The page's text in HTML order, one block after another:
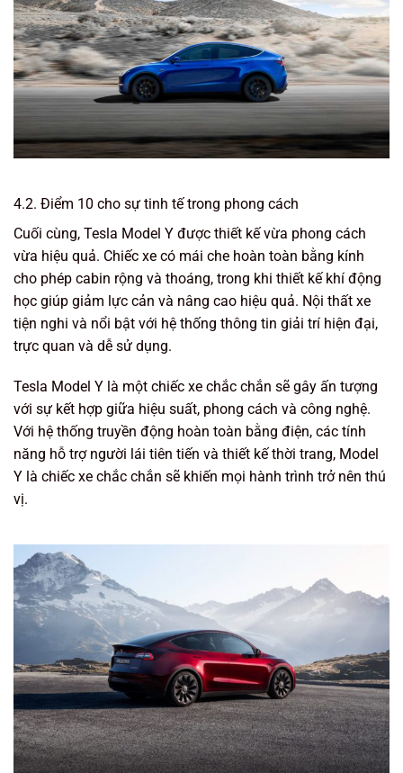
4.2. Điểm 10 cho sự tinh tế trong phong cách
Cuối cùng, Tesla Model Y được thiết kế vừa phong cách
vừa hiệu quả. Chiếc xe có mái che hoàn toàn bằng kính
cho phép cabin rộng và thoáng, trong khi thiết kế khí động
học giúp giảm lực cản và nâng cao hiệu quả. Nội thất xe
tiện nghi và nổi bật với hệ thống thông tin giải trí hiện đại,
trực quan và dễ sử dụng.
Tesla Model Y là một chiếc xe chắc chắn sẽ gây ấn tượng
với sự kết hợp giữa hiệu suất, phong cách và công nghệ.
Với hệ thống truyền động hoàn toàn bằng điện, các tính
năng hỗ trợ người lái tiên tiến và thiết kế thời trang, Model
Y là chiếc xe chắc chắn sẽ khiến mọi hành trình trở nên thú
vị.